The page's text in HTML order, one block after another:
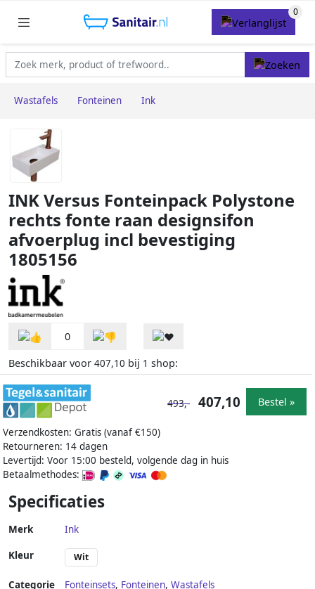
Wastafels Fonteinen Ink
INK Versus Fonteinpack Polystone
rechts fonte raan designsifon
afvoerplug incl bevestiging
1805156
0
Beschikbaar voor 407,10 bij 1 shop:
Verzendkosten: Gratis (vanaf €150)
Retourneren: 14 dagen
Levertijd: Voor 15:00 besteld, volgende dag in huis
Betaalmethodes:
493,- 407,10 Bestel »
Specificaties
Merk Ink
Kleur Wit
Categorie Fonteinsets, Fonteinen, Wastafels